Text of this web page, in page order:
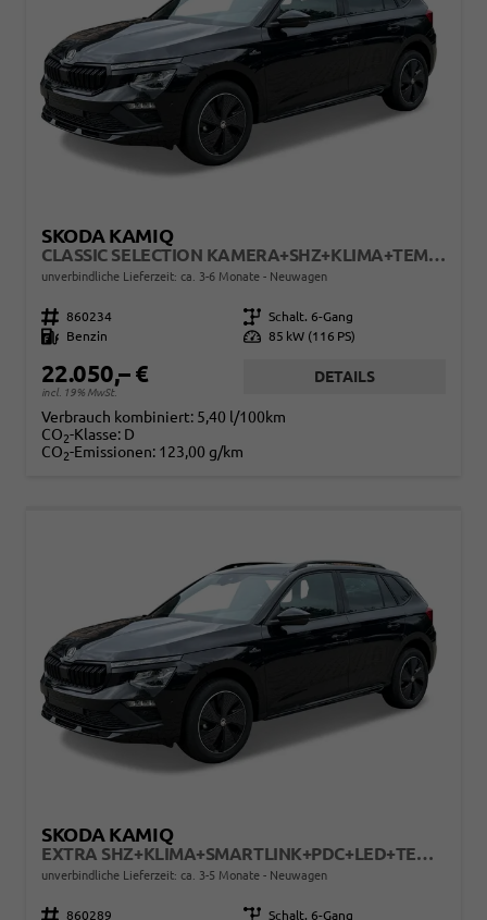
SKODA KAMIQ
CLASSIC SELECTION KAMERA+SHZ+KLIMA+TEMPOMAT+LED+16" LM
unverbindliche Lieferzeit: ca. 3-6 Monate Neuwagen
Fahrzeugnr. 860234 Getriebe Schalt. 6-Gang
Kraftstoff
Benzin Leistung 85 kW (116 PS)
22.050,– €
incl. 19% MwSt.
DETAILS
Verbrauch kombiniert: 5,40 l/100km
CO2-Klasse: D
CO2-Emissionen: 123,00 g/km
SKODA KAMIQ
EXTRA SHZ+KLIMA+SMARTLINK+PDC+LED+TEMPOMAT
unverbindliche Lieferzeit: ca. 3-5 Monate Neuwagen
Fahrzeugnr. 860289 Getriebe Schalt. 6-Gang